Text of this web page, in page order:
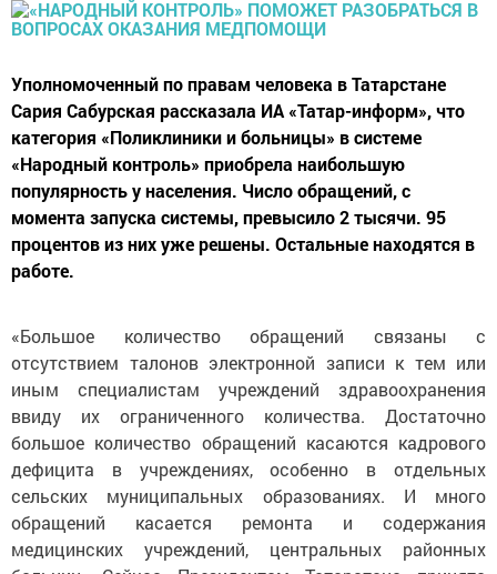
Уполномоченный по правам человека в Татарстане
Сария Сабурская рассказала ИА «Татар-информ», что
категория «Поликлиники и больницы» в системе
«Народный контроль» приобрела наибольшую
популярность у населения. Число обращений, с
момента запуска системы, превысило 2 тысячи. 95
процентов из них уже решены. Остальные находятся в
работе.
«Большое количество обращений связаны с
отсутствием талонов электронной записи к тем или
иным специалистам учреждений здравоохранения
ввиду их ограниченного количества. Достаточно
большое количество обращений касаются кадрового
дефицита в учреждениях, особенно в отдельных
сельских муниципальных образованиях. И много
обращений касается ремонта и содержания
медицинских учреждений, центральных районных